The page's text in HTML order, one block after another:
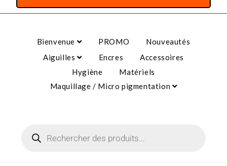
Bienvenue PROMO
Nouveautés
Aiguilles
Encres
Accessoires
Hygiène
Matériels
Maquillage / Micro pigmentation